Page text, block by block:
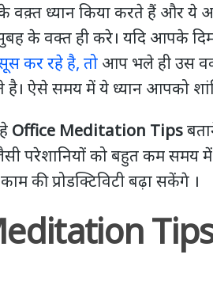
वक़्त ध्यान किया करते हैं और ये
के वक्त ही करे। यदि आपके
कर रहे है, तो आप भले ही उस
ऐसे समय में ये ध्यान आपको
Office Meditation Tips
परेशानियों को बहुत कम समय
की प्रोडक्टिविटी बढ़ा सकेंगे ।
Tips: